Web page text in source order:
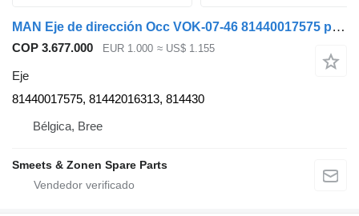
MAN Eje de dirección Occ VOK-07-46 81440017575 para camión
COP 3.677.000 EUR 1.000 ≈ US$ 1.155
Eje
81440017575, 81442016313, 814430
Bélgica, Bree
Smeets & Zonen Spare Parts